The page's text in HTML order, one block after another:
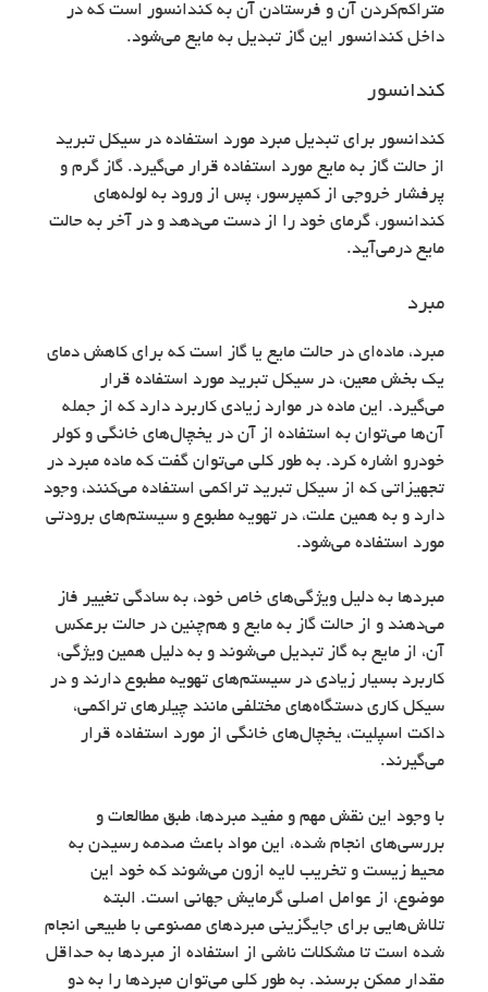
متراکم‌کردن آن و فرستادن آن به کندانسور است که در
داخل کندانسور این گاز تبدیل به مایع می‌شود.
کندانسور
کندانسور برای تبدیل مبرد مورد استفاده در سیکل تبرید
از حالت گاز به مایع مورد استفاده قرار می‌گیرد. گاز گرم و
پرفشار خروجی از کمپرسور، پس از ورود به لوله‌های
کندانسور، گرمای خود را از دست می‌دهد و در آخر به حالت
مایع درمی‌آید.
مبرد
مبرد، ماده‌ای در حالت مایع یا گاز است که برای کاهش دمای
یک بخش معین، در سیکل تبرید مورد استفاده قرار
می‌گیرد. این ماده در موارد زیادی کاربرد دارد که از جمله
آن‌ها می‌توان به استفاده از آن در یخچال‌های خانگی و کولر
خودرو اشاره کرد. به طور کلی می‌توان گفت که ماده مبرد در
تجهیزاتی که از سیکل تبرید تراکمی استفاده می‌کنند، وجود
دارد و به همین علت، در تهویه مطبوع و سیستم‌های برودتی
مورد استفاده می‌شود.
مبردها به دلیل ویژگی‌های خاص خود، به سادگی تغییر فاز
می‌دهند و از حالت گاز به مایع و هم‌چنین در حالت برعکس
آن، از مایع به گاز تبدیل می‌شوند و به دلیل همین ویژگی،
کاربرد بسیار زیادی در سیستم‌های تهویه مطبوع دارند و در
سیکل کاری دستگاه‌های مختلفی مانند چیلرهای تراکمی،
داکت اسپلیت، یخچال‌های خانگی از مورد استفاده قرار
می‌گیرند.
با وجود این نقش مهم و مفید مبردها، طبق مطالعات و
بررسی‌های انجام شده، این مواد باعث صدمه رسیدن به
محیط زیست و تخریب لایه ازون می‌شوند که خود این
موضوع، از عوامل اصلی گرمایش جهانی است. البته
تلاش‌هایی برای جایگزینی مبردهای مصنوعی با طبیعی انجام
شده است تا مشکلات ناشی از استفاده از مبردها به حداقل
مقدار ممکن برسند. به طور کلی می‌توان مبردها را به دو